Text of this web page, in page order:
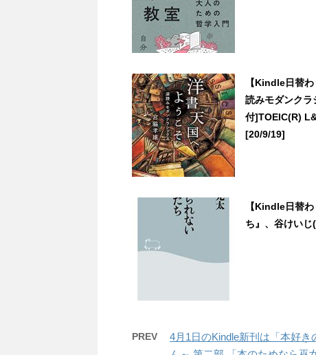
【Kindle日替
読みモダンク
付]TOEIC(R)
[20/9/19]
【Kindle日替
ち』、谷けい
PREV
4月1日のKindle新刊は「本好